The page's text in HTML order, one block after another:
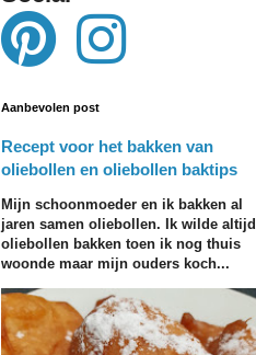
Aanbevolen post
Recept voor het bakken van
oliebollen en oliebollen baktips
Mijn schoonmoeder en ik bakken al
jaren samen oliebollen. Ik wilde altijd
oliebollen bakken toen ik nog thuis
woonde maar mijn ouders koch...